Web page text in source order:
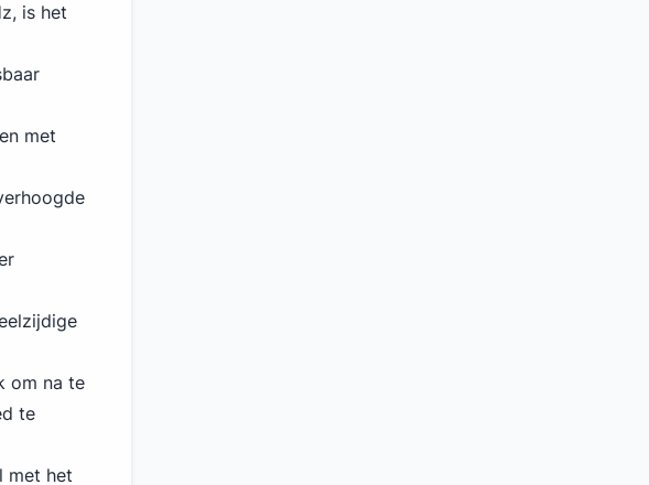
is het
met
om na te
te
met het